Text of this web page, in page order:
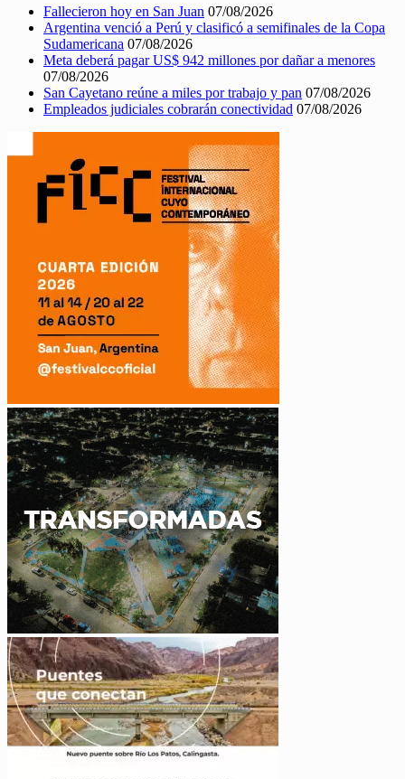
Fallecieron hoy en San Juan 07/08/2026
Argentina venció a Perú y clasificó a semifinales de la Copa
Sudamericana 07/08/2026
Meta deberá pagar US$ 942 millones por dañar a menores
07/08/2026
San Cayetano reúne a miles por trabajo y pan 07/08/2026
Empleados judiciales cobrarán conectividad 07/08/2026